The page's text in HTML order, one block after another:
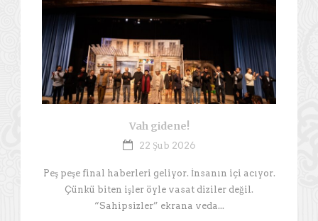
Vah gidene!
22 Şub 2026
Peş peşe final haberleri geliyor. İnsanın içi acıyor.
Çünkü biten işler öyle vasat diziler değil.
“Sahipsizler” ekrana veda...